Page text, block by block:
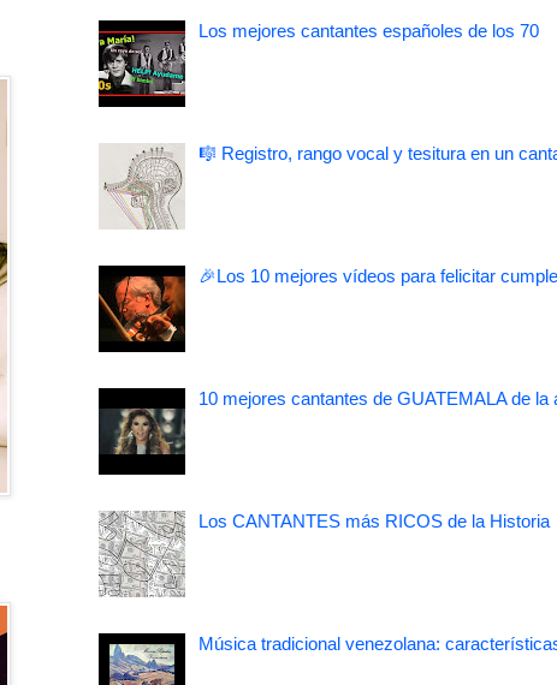
Los mejores cantantes españoles de los 70
🎼 Registro, rango vocal y tesitura en un
🎉Los 10 mejores vídeos para felicitar
10 mejores cantantes de GUATEMALA de la
Los CANTANTES más RICOS de la Historia
Música tradicional venezolana: